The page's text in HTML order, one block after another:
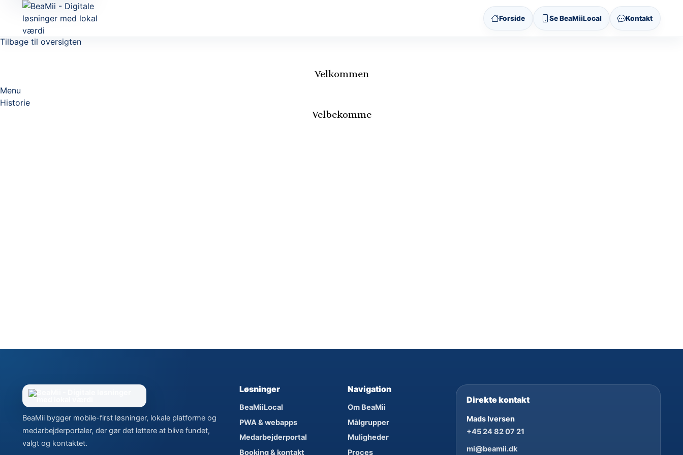
Forside Se BeaMiiLocal Kontakt
Tilbage til oversigten
Velkommen
Menu
Historie
Velbekomme
BeaMii bygger mobile-first løsninger, lokale platforme og
medarbejderportaler, der gør det lettere at blive fundet,
valgt og kontaktet.
Løsninger
BeaMiiLocal
PWA & webapps
Medarbejderportal
Booking & kontakt
Navigation
Om BeaMii
Målgrupper
Muligheder
Proces
Direkte kontakt
Mads Iversen
+45 24 82 07 21
mi@beamii.dk